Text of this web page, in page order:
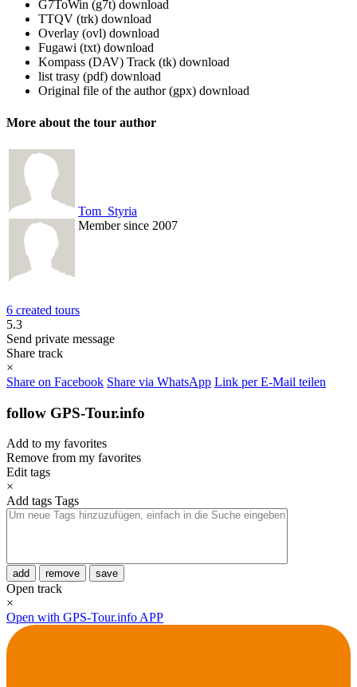
G7ToWin (g7t) download
TTQV (trk) download
Overlay (ovl) download
Fugawi (txt) download
Kompass (DAV) Track (tk) download
list trasy (pdf) download
Original file of the author (gpx) download
More about the tour author
Tom_Styria
Member since 2007
6 created tours
5.3
Send private message
Share track
×
Share on Facebook Share via WhatsApp Link per E-Mail teilen
follow GPS-Tour.info
Add to my favorites
Remove from my favorites
Edit tags
×
Add tags Tags
add remove save
Open track
×
Open with GPS-Tour.info APP